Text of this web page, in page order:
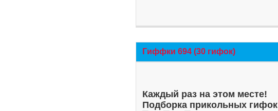
Гиффки 694 (30 гифок)
Каждый раз на этом месте!
Подборка прикольных гифок